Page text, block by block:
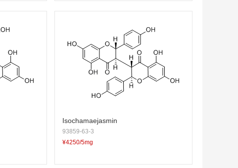
Isochamaejasmin
93859-63-3
¥4250/5mg